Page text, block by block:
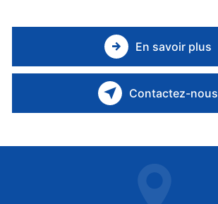
En savoir plus
Contactez-nous